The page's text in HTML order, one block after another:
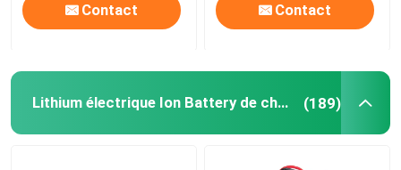
Contact Contact
Lithium électrique Ion Battery de chariot élévateur (189)